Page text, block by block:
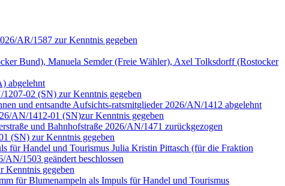
AR/1587 zur Kenntnis gegeben
Bund), Manuela Semder (Freie Wähler), Axel Tolksdorff (Rostocker
abgelehnt
02 (SN) zur Kenntnis gegeben
und entsandte Aufsichts-ratsmitglieder 2026/AN/1412 abgelehnt
AN/1412-01 (SN)zur Kenntnis gegeben
und Bahnhofstraße 2026/AN/1471 zurückgezogen
(SN) zur Kenntnis gegeben
für Handel und Tourismus Julia Kristin Pittasch (für die Fraktion
1503 geändert beschlossen
Kenntnis gegeben
für Blumenampeln als Impuls für Handel und Tourismus